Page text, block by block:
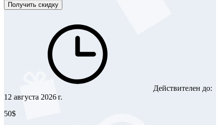
Получить скидку
Действителен до:
12 августа 2026 г.
50$